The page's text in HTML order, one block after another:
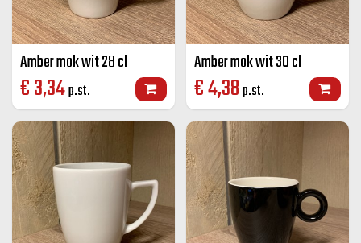
Amber mok wit 28 cl
€3,34p.st.
Amber mok wit 30 cl
€4,38p.st.